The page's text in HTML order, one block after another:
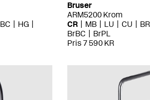
BC
HG
Bruser
ARM5200 Krom
CR
MB LU CU BR
BrBC
BrPL
Pris 7 590 KR